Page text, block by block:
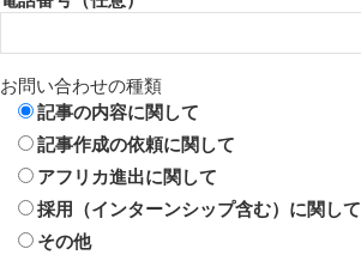
お問い合わせの種類
記事の内容に関して
記事作成の依頼に関して
アフリカ進出に関して
採用（インターンシップ含む）に関して
その他